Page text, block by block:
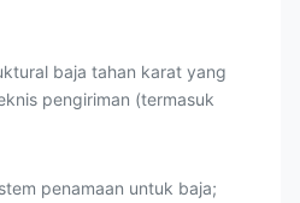
baja tahan karat yang
pengiriman (termasuk
penamaan untuk baja;